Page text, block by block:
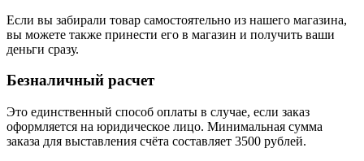
Если вы забирали товар самостоятельно из нашего магазина,
вы можете также принести его в магазин и получить ваши
деньги сразу.
Безналичный расчет
Это единственный способ оплаты в случае, если заказ
оформляется на юридическое лицо. Минимальная сумма
заказа для выставления счёта составляет 3500 рублей.